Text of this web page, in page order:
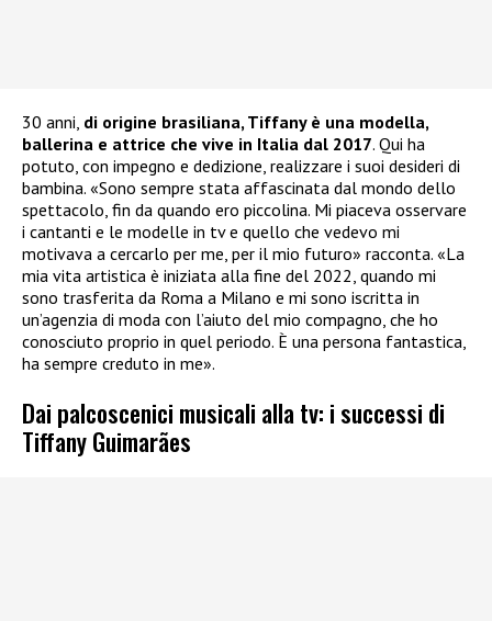
30 anni, di origine brasiliana, Tiffany è una modella,
ballerina e attrice che vive in Italia dal 2017. Qui ha
potuto, con impegno e dedizione, realizzare i suoi desideri di
bambina. «Sono sempre stata affascinata dal mondo dello
spettacolo, fin da quando ero piccolina. Mi piaceva osservare
i cantanti e le modelle in tv e quello che vedevo mi
motivava a cercarlo per me, per il mio futuro» racconta. «La
mia vita artistica è iniziata alla fine del 2022, quando mi
sono trasferita da Roma a Milano e mi sono iscritta in
un’agenzia di moda con l’aiuto del mio compagno, che ho
conosciuto proprio in quel periodo. È una persona fantastica,
ha sempre creduto in me».
Dai palcoscenici musicali alla tv: i successi di
Tiffany Guimarães